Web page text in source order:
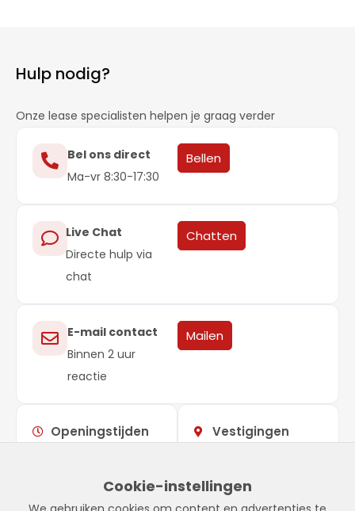
Hulp nodig?
Onze lease specialisten helpen je graag verder
Bel ons direct
Ma-vr 8:30-17:30
Bellen
Live Chat
Directe hulp via
chat
Chatten
E-mail contact
Binnen 2 uur
reactie
Mailen
Openingstijden Vestigingen
Tinnegieter 7
Cookie-instellingen